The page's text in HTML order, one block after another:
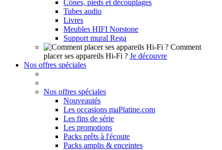
Cônes, pieds et découplages
Tubes audio
Livres
Meubles HIFI Norstone
Support mural Rega
Comment
placer ses appareils Hi-Fi ? Je découvre
Nos offres spéciales
Nos offres spéciales
Nouveautés
Les occasions maPlatine.com
Les fins de série
Les promotions
Packs prêts à l'écoute
Packs amplis & enceintes